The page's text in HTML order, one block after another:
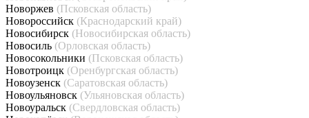
Новоржев (Псковская область)
Новороссийск (Краснодарский край)
Новосибирск (Новосибирская область)
Новосиль (Орловская область)
Новосокольники (Псковская область)
Новотроицк (Оренбургская область)
Новоузенск (Саратовская область)
Новоульяновск (Ульяновская область)
Новоуральск (Свердловская область)